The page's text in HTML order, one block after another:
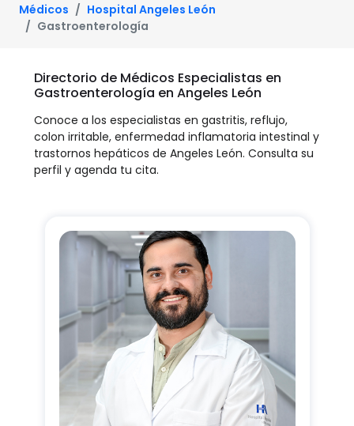
Médicos
Hospital Angeles León
Gastroenterología
Directorio de Médicos Especialistas en
Gastroenterología en Angeles León
Conoce a los especialistas en gastritis, reflujo,
colon irritable, enfermedad inflamatoria intestinal y
trastornos hepáticos de Angeles León. Consulta su
perfil y agenda tu cita.